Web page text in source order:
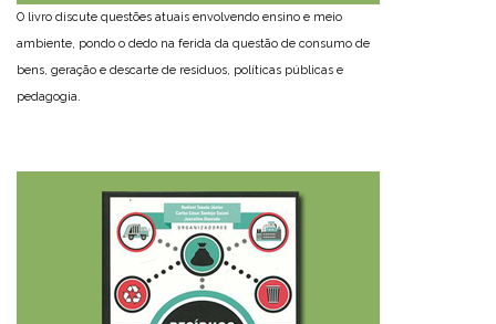
O livro discute questões atuais envolvendo ensino e meio
ambiente, pondo o dedo na ferida da questão de consumo de
bens, geração e descarte de resíduos, políticas públicas e
pedagogia.